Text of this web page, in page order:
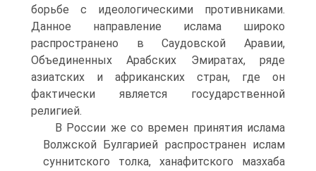
борьбе с идеологическими противниками.
Данное направление ислама широко
распространено в Саудовской Аравии,
Объединенных Арабских Эмиратах, ряде
азиатских и африканских стран, где он
фактически является государственной
религией.
В России же со времен принятия ислама
Волжской Булгарией распространен ислам
суннитского толка, ханафитского мазхаба